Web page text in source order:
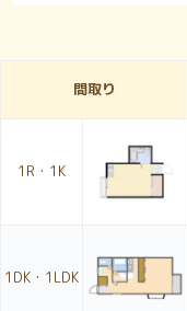
間取り
1R・1K
1DK・1LDK